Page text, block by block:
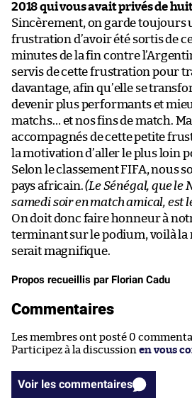
2018 qui vous avait privés de
Sincèrement, on garde toujours
frustration d’avoir été sortis de
minutes de la fin contre
servis de cette frustration pour
davantage, afin qu’elle se
devenir plus performants et
matchs… et nos fins de match.
accompagnés de cette petite
la motivation d’aller le plus loin
Selon le classement FIFA, nous
pays africain.(Le Sénégal, que le
samedi soir en match amical, est
On doit donc faire honneur à
terminant sur le podium, voilà la
serait magnifique.
Propos recueillis par Florian Cadu
Commentaires
Les membres ont posté 0
Participez à la discussion en vous
Voir les commentaires